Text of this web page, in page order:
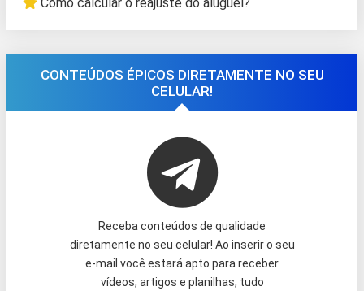
CONTEÚDOS ÉPICOS DIRETAMENTE NO SEU
CELULAR!
Receba conteúdos de qualidade
diretamente no seu celular! Ao inserir o seu
e-mail você estará apto para receber
vídeos, artigos e planilhas, tudo